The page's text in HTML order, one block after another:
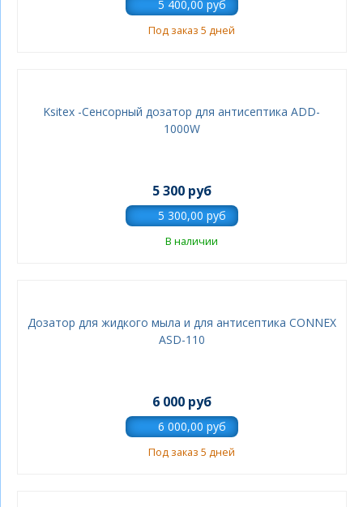
Под заказ 5 дней
Ksitex -Сенсорный дозатор для антисептика ADD-
1000W
5 300 руб
В наличии
Дозатор для жидкого мыла и для антисептика CONNEX
ASD-110
6 000 руб
Под заказ 5 дней